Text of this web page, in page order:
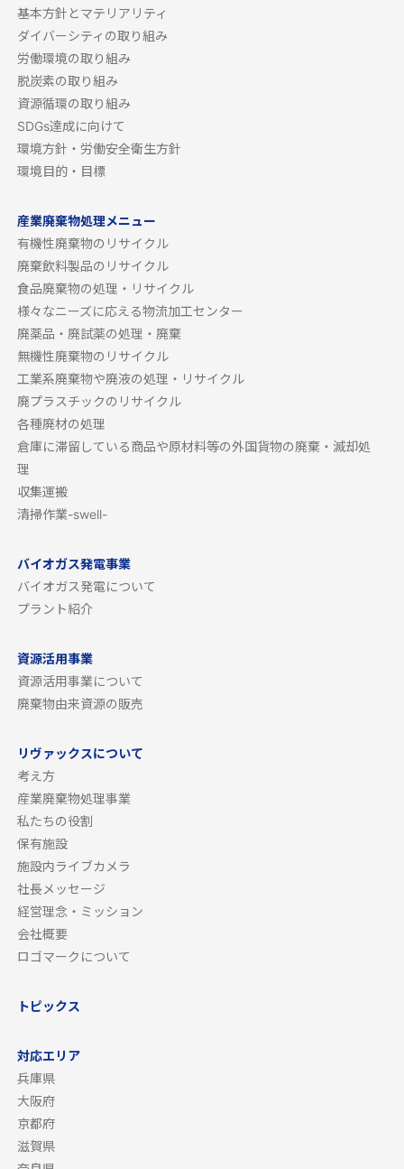
基本方針とマテリアリティ
ダイバーシティの取り組み
労働環境の取り組み
脱炭素の取り組み
資源循環の取り組み
SDGs達成に向けて
環境方針・労働安全衛生方針
環境目的・目標
産業廃棄物処理メニュー
有機性廃棄物のリサイクル
廃棄飲料製品のリサイクル
食品廃棄物の処理・リサイクル
様々なニーズに応える物流加工センター
廃薬品・廃試薬の処理・廃棄
無機性廃棄物のリサイクル
工業系廃棄物や廃液の処理・リサイクル
廃プラスチックのリサイクル
各種廃材の処理
倉庫に滞留している商品や原材料等の外国貨物の廃棄・滅却処
理
収集運搬
清掃作業-swell-
バイオガス発電事業
バイオガス発電について
プラント紹介
資源活用事業
資源活用事業について
廃棄物由来資源の販売
リヴァックスについて
考え方
産業廃棄物処理事業
私たちの役割
保有施設
施設内ライブカメラ
社長メッセージ
経営理念・ミッション
会社概要
ロゴマークについて
トピックス
対応エリア
兵庫県
大阪府
京都府
滋賀県